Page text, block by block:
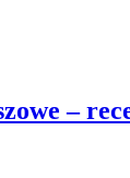
–